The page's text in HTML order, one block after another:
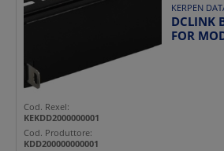
KERPEN
DCLINK
FOR
Cod. Rexel:
KEKDD2000000001
Cod. Produttore:
KDD200000000001